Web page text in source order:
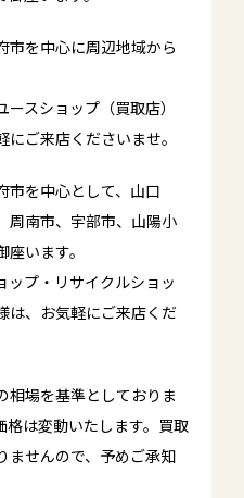
市を中心に周辺地域から
スショップ（買取店）
ご来店くださいませ。
市を中心として、山口
周南市、宇部市、山陽小
います。
ップ・リサイクルショッ
は、お気軽にご来店くだ
場を基準としておりま
格は変動いたします。買取
ませんので、予めご承知